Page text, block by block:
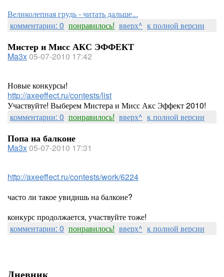
Великолепная грудь - читать дальше...
комментарии: 0 понравилось! вверх^ к полной версии
Мистер и Мисс АКС ЭФФЕКТ
Ma3x05-07-2010 17:42
Новые конкурсы!
http://axeeffect.ru/contests/list
Участвуйте! Выберем Мистера и Мисс Акс Эффект 2010!
комментарии: 0 понравилось! вверх^ к полной версии
Попа на балконе
Ma3x05-07-2010 17:31
http://axeeffect.ru/contests/work/6224
часто ли такое увидишь на балконе?
конкурс продолжается, участвуйте тоже!
комментарии: 0 понравилось! вверх^ к полной версии
Дневник